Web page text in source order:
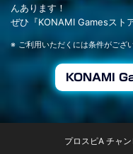
んあります！
ぜひ『KONAMI Gamesスト
ご利用いただくには条件がござ
KONAMI
プロスピA チャ